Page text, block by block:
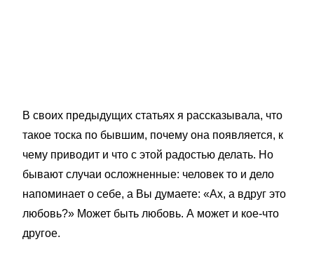
В своих предыдущих статьях я рассказывала, что
такое тоска по бывшим, почему она появляется, к
чему приводит и что с этой радостью делать. Но
бывают случаи осложненные: человек то и дело
напоминает о себе, а Вы думаете: «Ах, а вдруг это
любовь?» Может быть любовь. А может и кое-что
другое.